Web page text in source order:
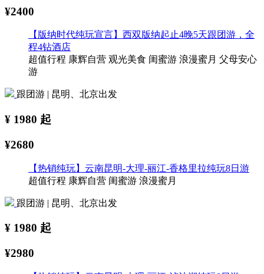
¥2400
【版纳时代纯玩宣言】西双版纳起止4晚5天跟团游，全
程4钻酒店
超值行程 康辉自营 观光美食 闺蜜游 浪漫蜜月 父母安心
游
跟团游 | 昆明、北京出发
¥ 1980 起
¥2680
【热销纯玩】云南昆明-大理-丽江-香格里拉纯玩8日游
超值行程 康辉自营 闺蜜游 浪漫蜜月
跟团游 | 昆明、北京出发
¥ 1980 起
¥2980